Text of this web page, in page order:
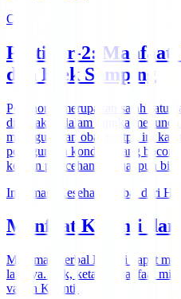
Obat
Postinor-2:
dan Efek Samping
Postinor-2 merupakan salah satu
digunakan dalam rangka
menggunakan obat postpil ini
penggunaan kondom yang bocor
korban pelecehan seksual pun
Informasi Kesehatan Obat dari
Manfaat Kiranti dan
Minuman herbal Kiranti dapat
lainnya. Yuk, ketahui manfaat
varian Kiranti.